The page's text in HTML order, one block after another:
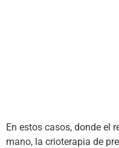
En estos casos, donde el
mano, la crioterapia de